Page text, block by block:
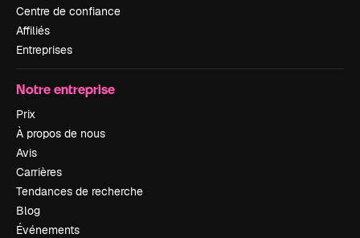
Centre de confiance
Affiliés
Entreprises
Notre entreprise
Prix
À propos de nous
Avis
Carrières
Tendances de recherche
Blog
Événements